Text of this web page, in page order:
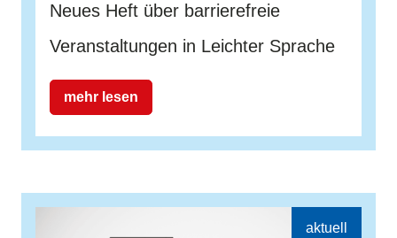
Neues Heft über barrierefreie
Veranstaltungen in Leichter Sprache
mehr lesen